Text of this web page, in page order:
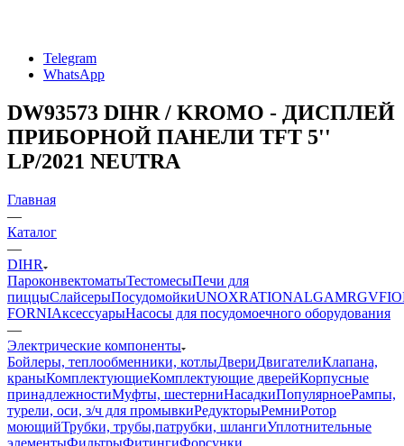
Telegram
WhatsApp
DW93573 DIHR / KROMO - ДИСПЛЕЙ
ПРИБОРНОЙ ПАНЕЛИ TFT 5''
LP/2021 NEUTRA
Главная
—
Каталог
—
DIHR
ПароконвектоматыТестомесыПечи для
пиццыСлайсерыПосудомойкиUNOXRATIONALGAMRGV
FORNIАксессуарыНасосы для посудомоечного оборудования
—
Электрические компоненты
Бойлеры, теплообменники, котлыДвериДвигателиКлапана,
краныКомплектующиеКомплектующие дверейКорпусные
принадлежностиМуфты, шестерниНасадкиПопулярноеРампы,
турели, оси, з/ч для промывкиРедукторыРемниРотор
моющийТрубки, трубы,патрубки, шлангиУплотнительные
элементыФильтрыФитингиФорсунки